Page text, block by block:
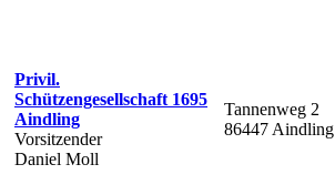
Privil.
Schützengesellschaft 1695
Aindling
Vorsitzender
Daniel Moll
Tannenweg 2
86447 Aindling